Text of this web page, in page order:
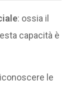
: ossia il
capacità è
le